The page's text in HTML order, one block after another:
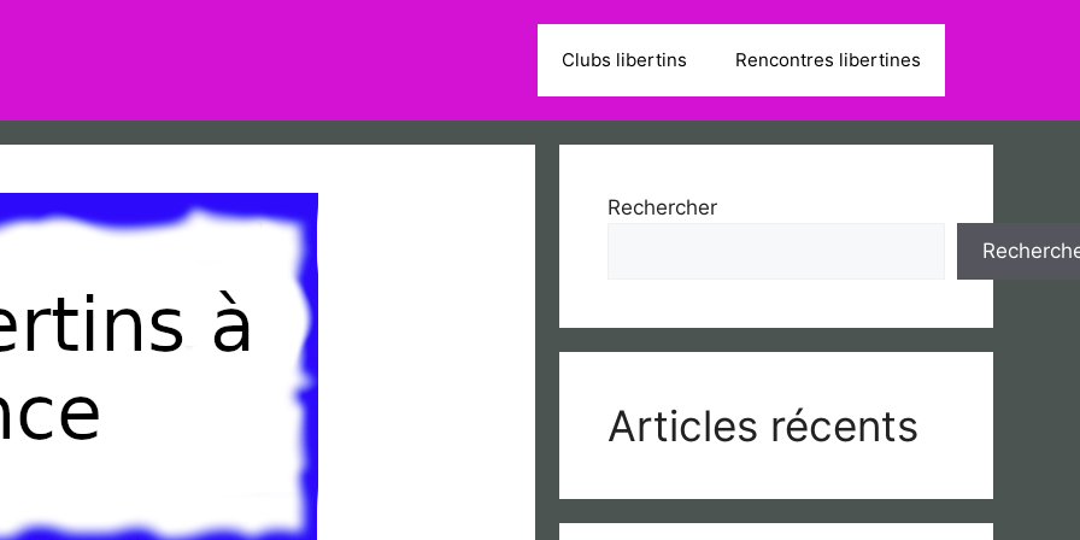
Clubs libertins Rencontres libertines
Rechercher
Articles récents